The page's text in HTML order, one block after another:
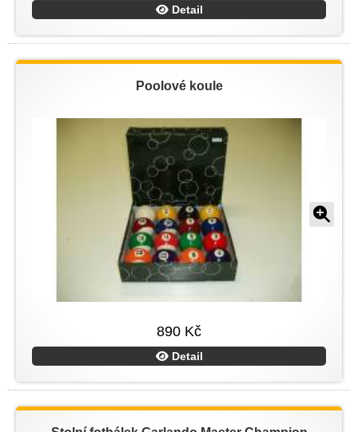
Detail
Poolové koule
890 Kč
Detail